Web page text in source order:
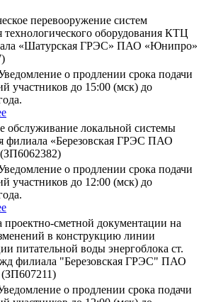
перевооружение систем
технологического оборудования КТЦ
«Шатурская ГРЭС» ПАО «Юнипро»
о продлении срока подачи
участников до 15:00 (мск) до
обслуживание локальной системы
филиала «Березовская ГРЭС ПАО
о продлении срока подачи
участников до 12:00 (мск) до
проектно-сметной документации на
в конструкцию линии
питательной воды энергоблока ст.
филиала "Березовская ГРЭС" ПАО
о продлении срока подачи